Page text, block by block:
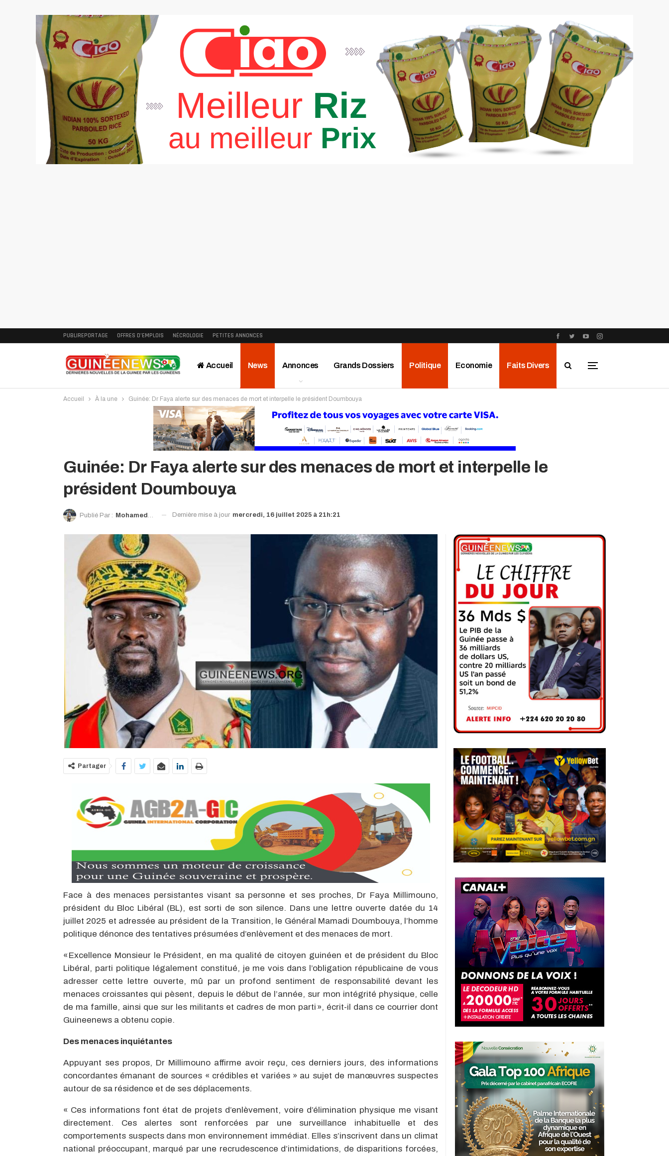
PUBLIREPORTAGE OFFRES D’EMPLOIS NÉCROLOGIE PETITES ANNONCES
Accueil News Annonces Grands Dossiers Politique Economie Faits Divers
Interviews Publireportage Région
Accueil À la une Guinée: Dr Faya alerte sur des menaces de mort et interpelle le président Doumbouya
Guinée: Dr Faya alerte sur des menaces de mort et interpelle le
président Doumbouya
Publié Par : Mohamed Diawaty Doré Dernière mise à jour mercredi, 16 juillet 2025 à 21h:21
Partager
Face à des menaces persistantes visant sa personne et ses proches, Dr Faya Millimouno,
président du Bloc Libéral (BL), est sorti de son silence. Dans une lettre ouverte datée du 14
juillet 2025 et adressée au président de la Transition, le Général Mamadi Doumbouya, l’homme
politique dénonce des tentatives présumées d’enlèvement et des menaces de mort.
« Excellence Monsieur le Président, en ma qualité de citoyen guinéen et de président du Bloc
Libéral, parti politique légalement constitué, je me vois dans l’obligation républicaine de vous
adresser cette lettre ouverte, mû par un profond sentiment de responsabilité devant les
menaces croissantes qui pèsent, depuis le début de l’année, sur mon intégrité physique, celle
de ma famille, ainsi que sur les militants et cadres de mon parti », écrit-il dans ce courrier dont
Guineenews a obtenu copie.
Des menaces inquiétantes
Appuyant ses propos, Dr Millimouno affirme avoir reçu, ces derniers jours, des informations
concordantes émanant de sources « crédibles et variées » au sujet de manœuvres suspectes
autour de sa résidence et de ses déplacements.
« Ces informations font état de projets d’enlèvement, voire d’élimination physique me visant
directement. Ces alertes sont renforcées par une surveillance inhabituelle et des
comportements suspects dans mon environnement immédiat. Elles s’inscrivent dans un climat
national préoccupant, marqué par une recrudescence d’intimidations, de disparitions forcées,